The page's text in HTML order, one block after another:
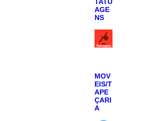
AGE
NS
MOV
EIS/T
APE
ÇARI
A